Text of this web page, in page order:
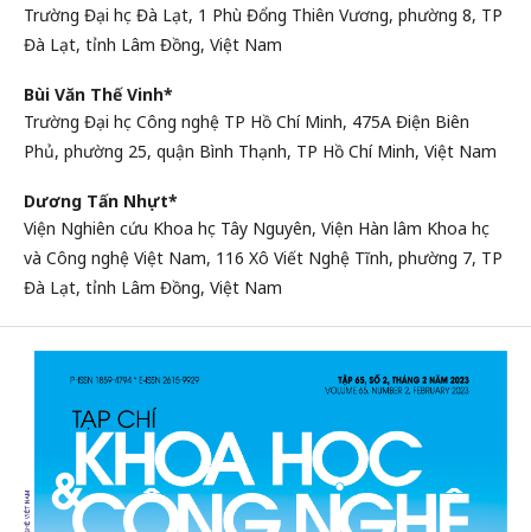
Trường Đại học Đà Lạt, 1 Phù Đổng Thiên Vương, phường 8, TP
Đà Lạt, tỉnh Lâm Đồng, Việt Nam
Bùi Văn Thế Vinh*
Trường Đại học Công nghệ TP Hồ Chí Minh, 475A Điện Biên
Phủ, phường 25, quận Bình Thạnh, TP Hồ Chí Minh, Việt Nam
Dương Tấn Nhựt*
Viện Nghiên cứu Khoa học Tây Nguyên, Viện Hàn lâm Khoa học
và Công nghệ Việt Nam, 116 Xô Viết Nghệ Tĩnh, phường 7, TP
Đà Lạt, tỉnh Lâm Đồng, Việt Nam